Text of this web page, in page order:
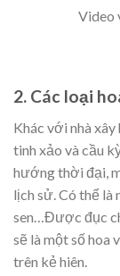
Video
2. Các loại
Khác với nhà
tinh xảo và cầu
hướng thời đại,
lịch sử. Có thể là
sen…Được đục
sẽ là một số hoa
trên kẻ hiên.